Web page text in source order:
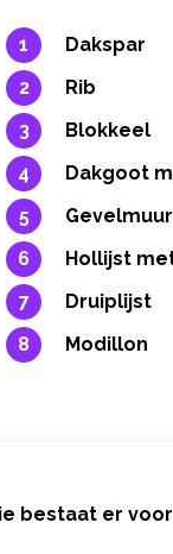
Dakspar
Rib
Blokkeel
Dakgoot
Gevelmuur
Hollijst
Druiplijst
Modillon
bestaat er